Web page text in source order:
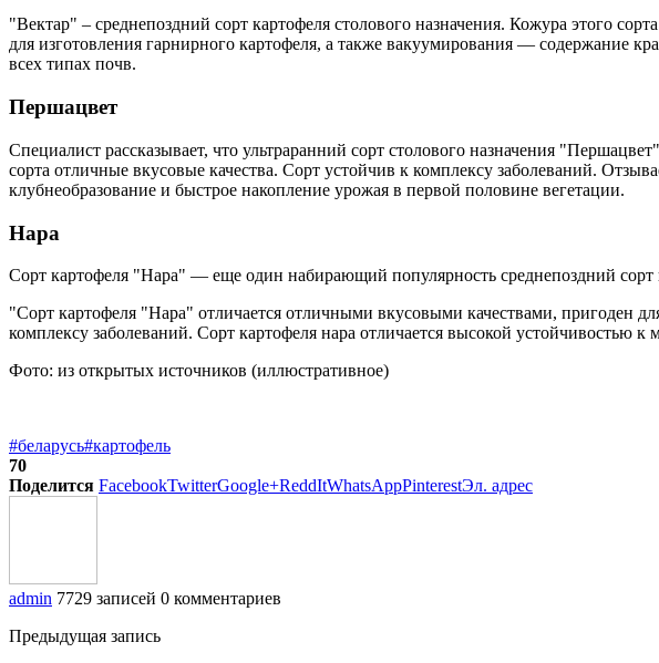
"Вектар" – среднепоздний сорт картофеля столового назначения. Кожура этого
для изготовления гарнирного картофеля, а также вакуумирования — содержание
всех типах почв.
Першацвет
Специалист рассказывает, что ультраранний сорт столового назначения
сорта отличные вкусовые качества. Сорт устойчив к комплексу заболеваний.
клубнеобразование и быстрое накопление урожая в первой половине вегетации.
Нара
Сорт картофеля "Нара" — еще один набирающий популярность среднепоздний сорт
"Сорт картофеля "Нара" отличается отличными вкусовыми качествами, пригоден
комплексу заболеваний. Сорт картофеля нара отличается высокой
Фото: из открытых источников (иллюстративное)
#беларусь#картофель
70
Поделится FacebookTwitterGoogle+ReddItWhatsAppPinterestЭл. адрес
admin 7729 записей 0 комментариев
Предыдущая запись